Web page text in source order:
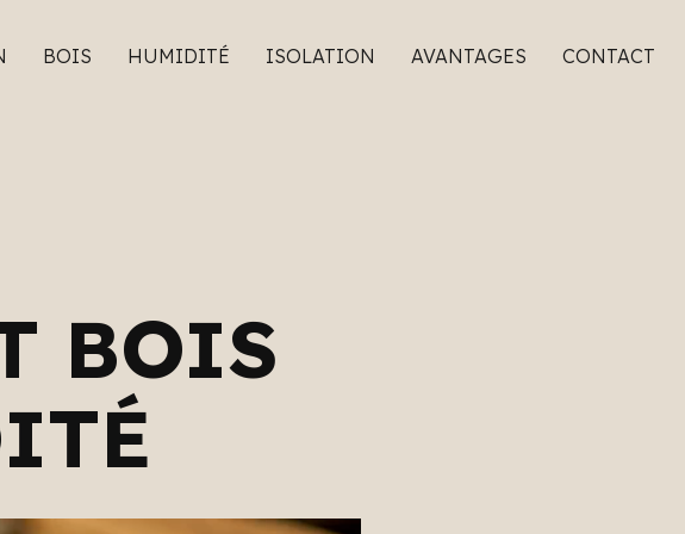
BOIS HUMIDITÉ ISOLATION AVANTAGES CONTACT
BOIS